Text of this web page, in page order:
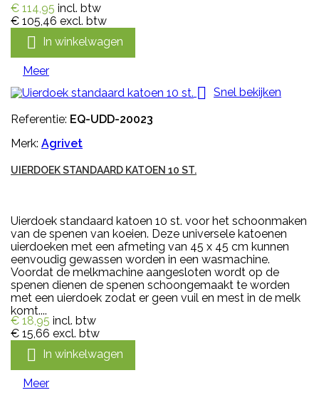
€ 114,95 incl. btw
€ 105,46 excl. btw
 In winkelwagen
Meer
 Snel bekijken
Referentie: EQ-UDD-20023
Merk: Agrivet
UIERDOEK STANDAARD KATOEN 10 ST.
Uierdoek standaard katoen 10 st. voor het schoonmaken
van de spenen van koeien. Deze universele katoenen
uierdoeken met een afmeting van 45 x 45 cm kunnen
eenvoudig gewassen worden in een wasmachine.
Voordat de melkmachine aangesloten wordt op de
spenen dienen de spenen schoongemaakt te worden
met een uierdoek zodat er geen vuil en mest in de melk
komt....
€ 18,95 incl. btw
€ 15,66 excl. btw
 In winkelwagen
Meer